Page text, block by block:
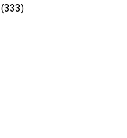
(333)